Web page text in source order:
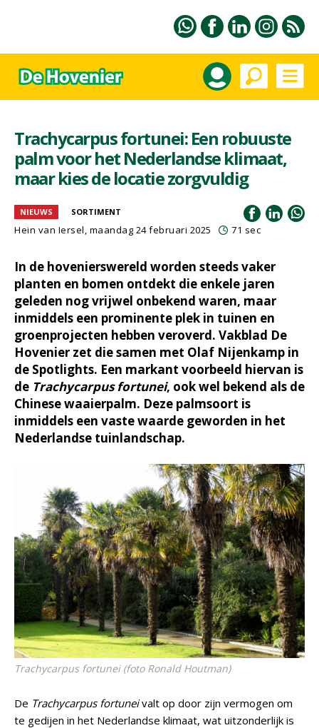
Trachycarpus fortunei: Een robuuste
palm voor het Nederlandse klimaat,
maar kies de locatie zorgvuldig
NIEUWS SORTIMENT
Hein van Iersel, maandag 24 februari 2025 71 sec
In de hovenierswereld worden steeds vaker
planten en bomen ontdekt die enkele jaren
geleden nog vrijwel onbekend waren, maar
inmiddels een prominente plek in tuinen en
groenprojecten hebben veroverd. Vakblad De
Hovenier zet die samen met Olaf Nijenkamp in
de Spotlights. Een markant voorbeeld hiervan is
de Trachycarpus fortunei, ook wel bekend als de
Chinese waaierpalm. Deze palmsoort is
inmiddels een vaste waarde geworden in het
Nederlandse tuinlandschap.
Trachycarpus fortunei (foto Ronald Houtman)
De Trachycarpus fortuneivalt op door zijn vermogen om
te gedijen in het Nederlandse klimaat, wat uitzonderlijk is